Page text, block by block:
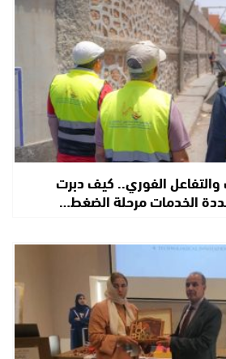
الفوري.. كيف دبرت
الخدمات مرحلة الضغط…